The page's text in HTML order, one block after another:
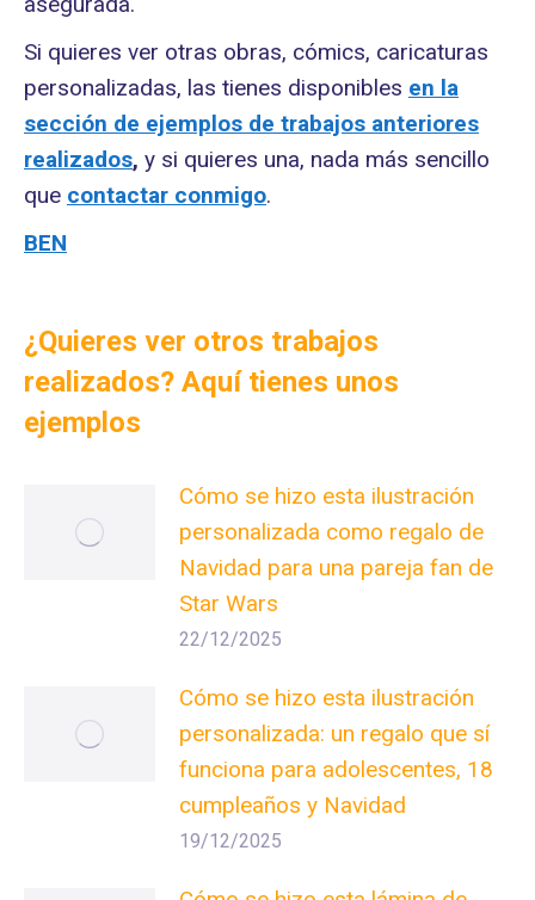
Si quieres ver otras obras, cómics, caricaturas
personalizadas, las tienes disponibles en la
sección de ejemplos de trabajos anteriores
realizados, y si quieres una, nada más sencillo
que contactar conmigo.
BEN
¿Quieres ver otros trabajos
realizados? Aquí tienes unos
ejemplos
Cómo se hizo esta ilustración
personalizada como regalo de
Navidad para una pareja fan de
Star Wars
22/12/2025
Cómo se hizo esta ilustración
personalizada: un regalo que sí
funciona para adolescentes, 18
cumpleaños y Navidad
19/12/2025